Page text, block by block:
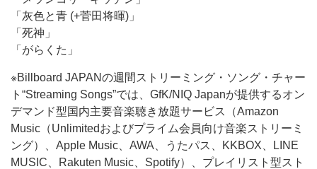
「灰色と青 (+菅田将暉)」
「死神」
「がらくた」
※Billboard JAPANの週間ストリーミング・ソング・チャー
ト“Streaming Songs”では、GfK/NIQ Japanが提供するオン
デマンド型国内主要音楽聴き放題サービス（Amazon
Music（Unlimitedおよびプライム会員向け音楽ストリーミ
ング）、Apple Music、AWA、うたパス、KKBOX、LINE
MUSIC、Rakuten Music、Spotify）、プレイリスト型スト